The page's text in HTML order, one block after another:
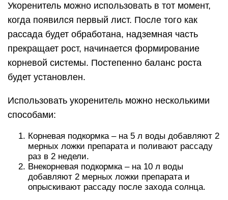
Укоренитель можно использовать в тот момент,
когда появился первый лист. После того как
рассада будет обработана, надземная часть
прекращает рост, начинается формирование
корневой системы. Постепенно баланс роста
будет установлен.
Использовать укоренитель можно несколькими
способами:
Корневая подкормка – на 5 л воды добавляют 2
мерных ложки препарата и поливают рассаду
раз в 2 недели.
Внекорневая подкормка – на 10 л воды
добавляют 2 мерных ложки препарата и
опрыскивают рассаду после захода солнца.